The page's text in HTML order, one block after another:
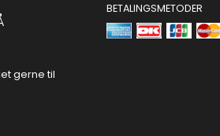
gerne til
BETALINGSMETODER